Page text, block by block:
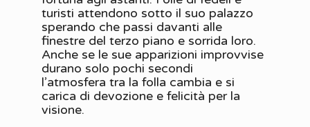
turisti attendono sotto il suo palazzo
sperando che passi davanti alle
finestre del terzo piano e sorrida loro.
Anche se le sue apparizioni improvvise
durano solo pochi secondi
l’atmosfera tra la folla cambia e si
carica di devozione e felicità per la
visione.